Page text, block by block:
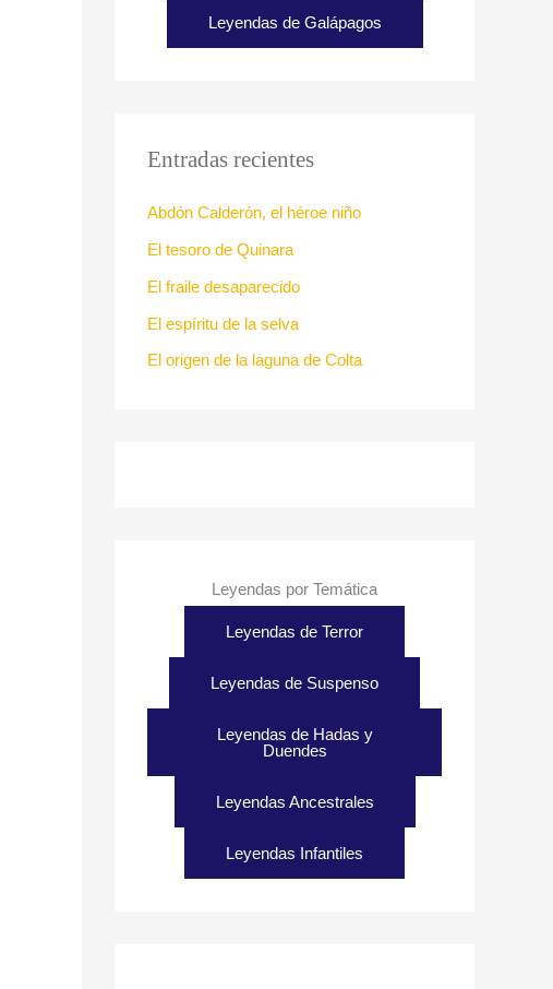
Leyendas de Galápagos
Entradas recientes
Abdón Calderón, el héroe niño
El tesoro de Quinara
El fraile desaparecido
El espíritu de la selva
El origen de la laguna de Colta
Leyendas por Temática
Leyendas de Terror
Leyendas de Suspenso
Leyendas de Hadas y
Duendes
Leyendas Ancestrales
Leyendas Infantiles